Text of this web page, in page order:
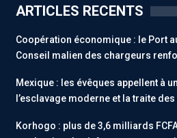
ARTICLES RECENTS
Coopération économique : le Port
Conseil malien des chargeurs
Mexique : les évêques appellent à
l’esclavage moderne et la traite
Korhogo : plus de 3,6 milliards